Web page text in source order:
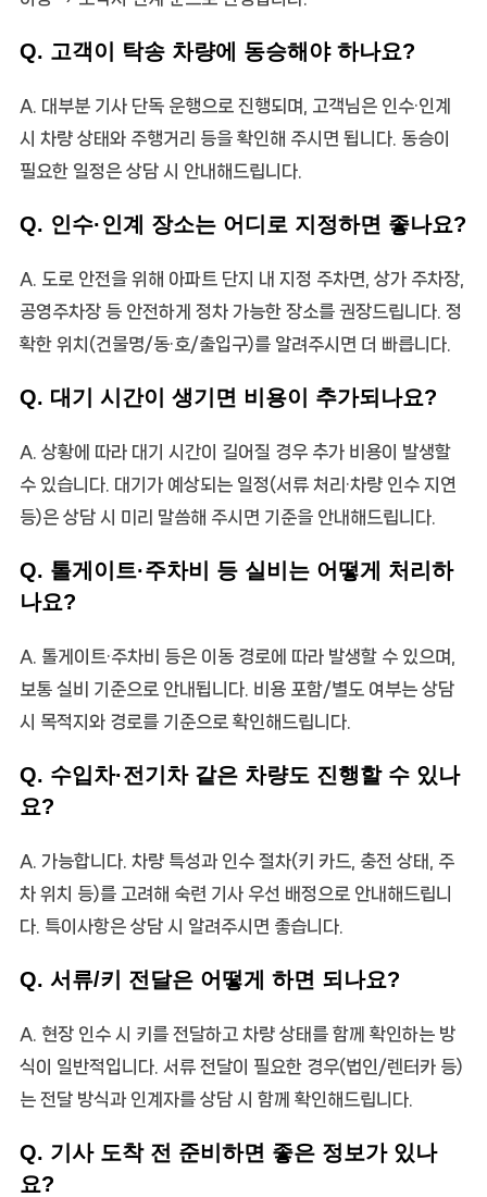
Q. 고객이 탁송 차량에 동승해야 하나요?
A. 대부분 기사 단독 운행으로 진행되며, 고객님은 인수·인계
시 차량 상태와 주행거리 등을 확인해 주시면 됩니다. 동승이
필요한 일정은 상담 시 안내해드립니다.
Q. 인수·인계 장소는 어디로 지정하면 좋나요?
A. 도로 안전을 위해 아파트 단지 내 지정 주차면, 상가 주차장,
공영주차장 등 안전하게 정차 가능한 장소를 권장드립니다. 정
확한 위치(건물명/동·호/출입구)를 알려주시면 더 빠릅니다.
Q. 대기 시간이 생기면 비용이 추가되나요?
A. 상황에 따라 대기 시간이 길어질 경우 추가 비용이 발생할
수 있습니다. 대기가 예상되는 일정(서류 처리·차량 인수 지연
등)은 상담 시 미리 말씀해 주시면 기준을 안내해드립니다.
Q. 톨게이트·주차비 등 실비는 어떻게 처리하
나요?
A. 톨게이트·주차비 등은 이동 경로에 따라 발생할 수 있으며,
보통 실비 기준으로 안내됩니다. 비용 포함/별도 여부는 상담
시 목적지와 경로를 기준으로 확인해드립니다.
Q. 수입차·전기차 같은 차량도 진행할 수 있나
요?
A. 가능합니다. 차량 특성과 인수 절차(키 카드, 충전 상태, 주
차 위치 등)를 고려해 숙련 기사 우선 배정으로 안내해드립니
다. 특이사항은 상담 시 알려주시면 좋습니다.
Q. 서류/키 전달은 어떻게 하면 되나요?
A. 현장 인수 시 키를 전달하고 차량 상태를 함께 확인하는 방
식이 일반적입니다. 서류 전달이 필요한 경우(법인/렌터카 등)
는 전달 방식과 인계자를 상담 시 함께 확인해드립니다.
Q. 기사 도착 전 준비하면 좋은 정보가 있나
요?